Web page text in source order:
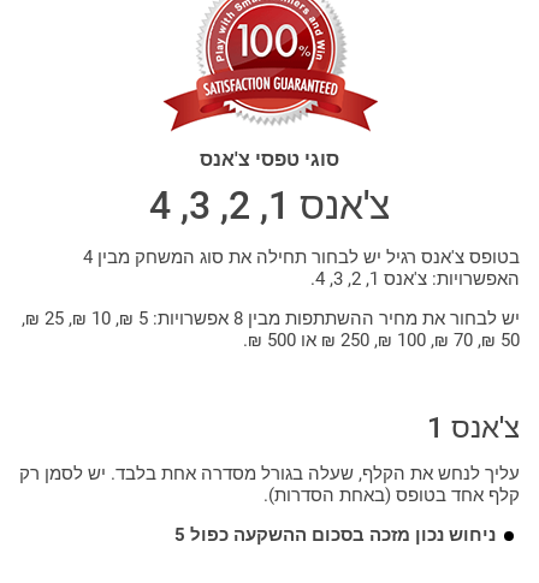
סוגי טפסי צ'אנס
צ'אנס 1, 2, 3, 4
בטופס צ'אנס רגיל יש לבחור תחילה את סוג המשחק מבין 4
האפשרויות: צ'אנס 1, 2, 3, 4.
יש לבחור את מחיר ההשתתפות מבין 8 אפשרויות: 5 ₪, 10 ₪, 25 ₪,
50 ₪, 70 ₪, 100 ₪, 250 ₪ או 500 ₪.
צ'אנס 1
עליך לנחש את הקלף, שעלה בגורל מסדרה אחת בלבד. יש לסמן רק
קלף אחד בטופס (באחת הסדרות).
ניחוש נכון מזכה בסכום ההשקעה כפול 5